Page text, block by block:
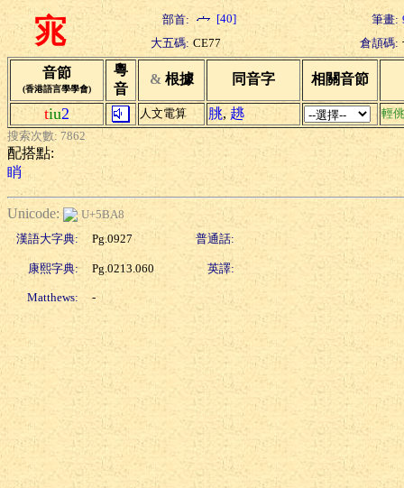
宨 部首: [40] 筆畫:
大五碼: CE77 倉頡碼:
音節
(香港語言學學會)
粵
音
& 根據 同音字 相關音節
tiu2 人文電算 朓, 趒
輕
搜索次數: 7862
配搭點:
睄
Unicode:
U+5BA8
漢語大字典:
Pg.0927 普通話:
康熙字典: Pg.0213.060 英譯:
Matthews: -